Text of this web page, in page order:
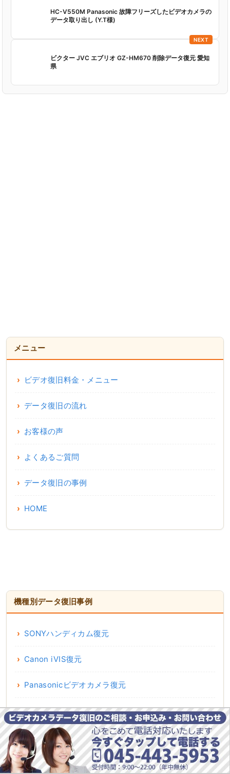
HC-V550M Panasonic 故障フリーズしたビデオカメラの
データ取り出し (Y.T様)
NEXT
ビクター JVC エブリオ GZ-HM670 削除データ復元 愛知
県
メニュー
ビデオ復旧料金・メニュー
データ復旧の流れ
お客様の声
よくあるご質問
データ復旧の事例
HOME
機種別データ復旧事例
SONYハンディカム復元
Canon iVIS復元
Panasonicビデオカメラ復元
JVC Everio復元
日立ビデオカメラ復元